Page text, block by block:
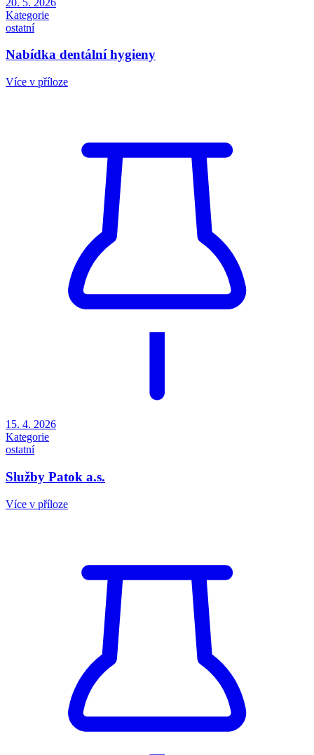
Kategorie
ostatní
Nabídka dentální hygieny
Více v příloze
15. 4. 2026
Kategorie
ostatní
Služby Patok a.s.
Více v příloze